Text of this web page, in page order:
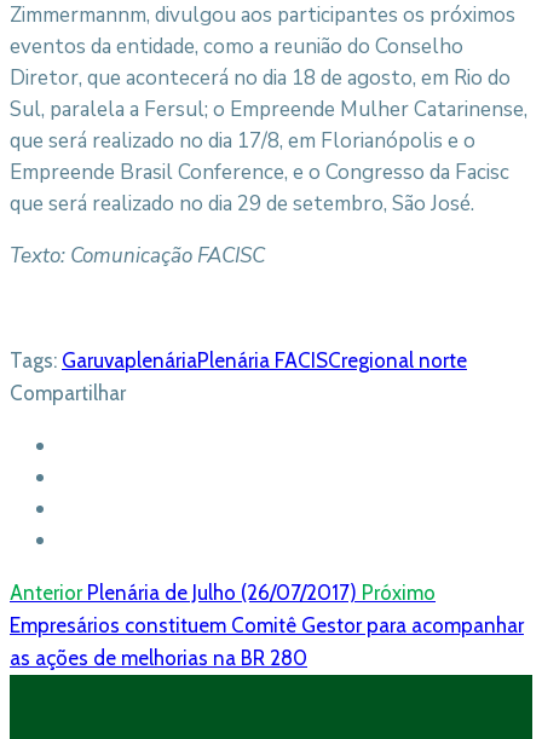
Zimmermannm, divulgou aos participantes os próximos
eventos da entidade, como a reunião do Conselho
Diretor, que acontecerá no dia 18 de agosto, em Rio do
Sul, paralela a Fersul; o Empreende Mulher Catarinense,
que será realizado no dia 17/8, em Florianópolis e o
Empreende Brasil Conference, e o Congresso da Facisc
que será realizado no dia 29 de setembro, São José.
Texto: Comunicação FACISC
Tags: GaruvaplenáriaPlenária FACISCregional norte
Compartilhar
Anterior Plenária de Julho (26/07/2017) Próximo
Empresários constituem Comitê Gestor para acompanhar
as ações de melhorias na BR 280